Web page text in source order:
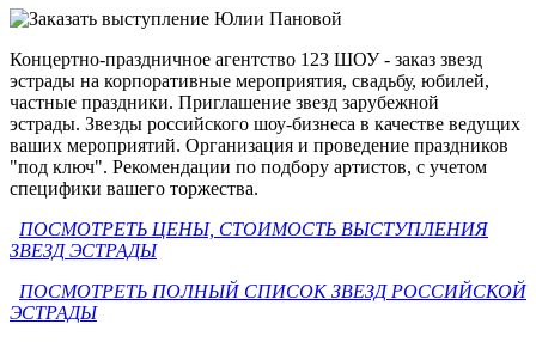
Концертно-праздничное агентство 123 ШОУ - заказ звезд
эстрады на корпоративные мероприятия, свадьбу, юбилей,
частные праздники. Приглашение звезд зарубежной
эстрады. Звезды российского шоу-бизнеса в качестве ведущих
ваших мероприятий. Организация и проведение праздников
"под ключ". Рекомендации по подбору артистов, с учетом
специфики вашего торжества.
ПОСМОТРЕТЬ ЦЕНЫ, СТОИМОСТЬ ВЫСТУПЛЕНИЯ
ЗВЕЗД ЭСТРАДЫ
ПОСМОТРЕТЬ ПОЛНЫЙ СПИСОК ЗВЕЗД РОССИЙСКОЙ
ЭСТРАДЫ